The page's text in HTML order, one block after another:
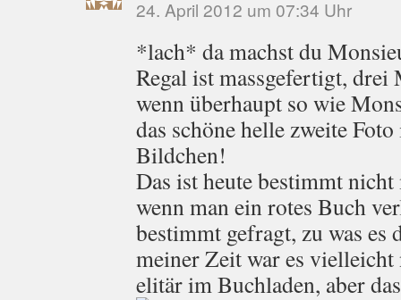
24. April 2012 um 07:34 Uhr
*lach* da machst du
Regal ist massgefertigt, drei
wenn überhaupt so wie
das schöne helle zweite
Bildchen!
Das ist heute bestimmt
wenn man ein rotes Buch
bestimmt gefragt, zu was
meiner Zeit war es
elitär im Buchladen, aber